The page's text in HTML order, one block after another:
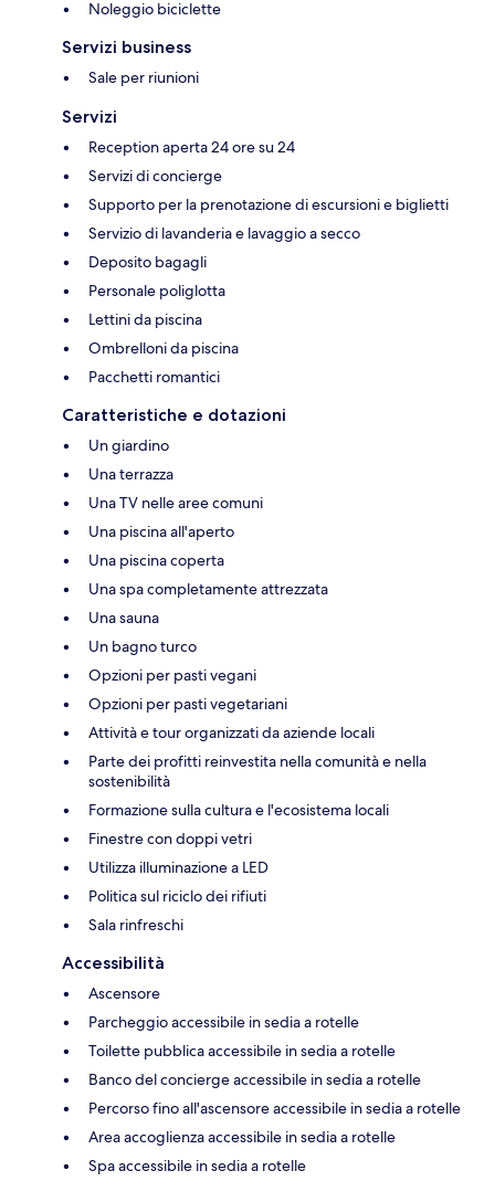
Noleggio biciclette
Servizi business
Sale per riunioni
Servizi
Reception aperta 24 ore su 24
Servizi di concierge
Supporto per la prenotazione di escursioni e biglietti
Servizio di lavanderia e lavaggio a secco
Deposito bagagli
Personale poliglotta
Lettini da piscina
Ombrelloni da piscina
Pacchetti romantici
Caratteristiche e dotazioni
Un giardino
Una terrazza
Una TV nelle aree comuni
Una piscina all'aperto
Una piscina coperta
Una spa completamente attrezzata
Una sauna
Un bagno turco
Opzioni per pasti vegani
Opzioni per pasti vegetariani
Attività e tour organizzati da aziende locali
Parte dei profitti reinvestita nella comunità e nella
sostenibilità
Formazione sulla cultura e l'ecosistema locali
Finestre con doppi vetri
Utilizza illuminazione a LED
Politica sul riciclo dei rifiuti
Sala rinfreschi
Accessibilità
Ascensore
Parcheggio accessibile in sedia a rotelle
Toilette pubblica accessibile in sedia a rotelle
Banco del concierge accessibile in sedia a rotelle
Percorso fino all'ascensore accessibile in sedia a rotelle
Area accoglienza accessibile in sedia a rotelle
Spa accessibile in sedia a rotelle